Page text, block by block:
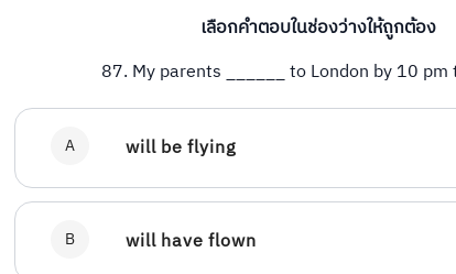
เลือกคำตอบในช่องว่างให้ถูกต้อง
87. My parents ______ to London by 10
A will be flying
B will have flown